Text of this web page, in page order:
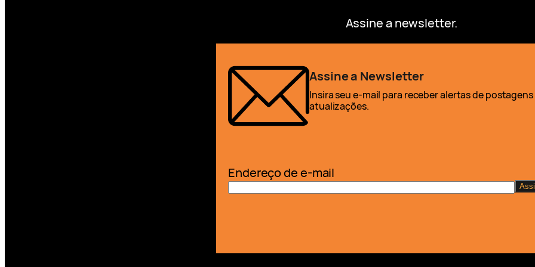
Assine a newsletter.
Assine a Newsletter
Insira seu e-mail para receber alertas de postagens
atualizações.
Endereço de e-mail